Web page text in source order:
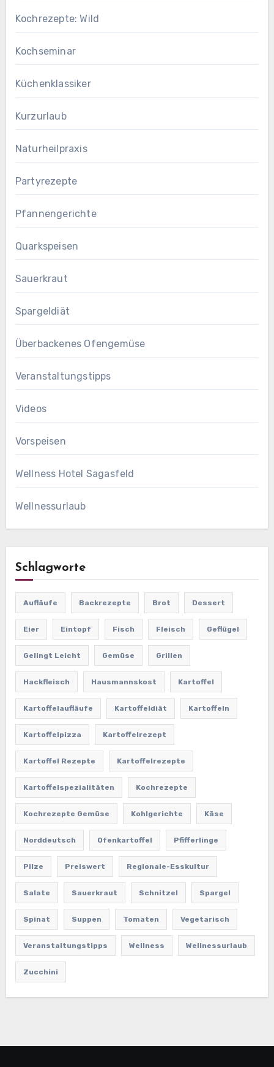
Kochrezepte: Wild
Kochseminar
Küchenklassiker
Kurzurlaub
Naturheilpraxis
Partyrezepte
Pfannengerichte
Quarkspeisen
Sauerkraut
Spargeldiät
Überbackenes Ofengemüse
Veranstaltungstipps
Videos
Vorspeisen
Wellness Hotel Sagasfeld
Wellnessurlaub
Schlagworte
Aufläufe Backrezepte Brot Dessert
Eier Eintopf Fisch Fleisch Geflügel
Gelingt Leicht Gemüse Grillen
Hackfleisch Hausmannskost Kartoffel
Kartoffelaufläufe Kartoffeldiät Kartoffeln
Kartoffelpizza Kartoffelrezept
Kartoffel Rezepte Kartoffelrezepte
Kartoffelspezialitäten Kochrezepte
Kochrezepte Gemüse Kohlgerichte Käse
Norddeutsch Ofenkartoffel Pfifferlinge
Pilze Preiswert Regionale-Esskultur
Salate Sauerkraut Schnitzel Spargel
Spinat Suppen Tomaten Vegetarisch
Veranstaltungstipps Wellness Wellnessurlaub
Zucchini